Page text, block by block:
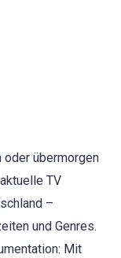
oder übermorgen
TV
–
und Genres.
Mit